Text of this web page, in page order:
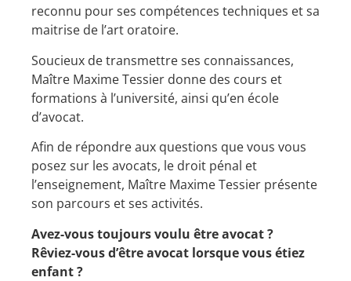
reconnu pour ses compétences techniques et sa
maitrise de l’art oratoire.
Soucieux de transmettre ses connaissances,
Maître Maxime Tessier donne des cours et
formations à l’université, ainsi qu’en école
d’avocat.
Afin de répondre aux questions que vous vous
posez sur les avocats, le droit pénal et
l’enseignement, Maître Maxime Tessier présente
son parcours et ses activités.
Avez-vous toujours voulu être avocat ?
Rêviez-vous d’être avocat lorsque vous étiez
enfant ?